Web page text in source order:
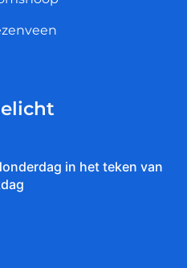
in het teken van